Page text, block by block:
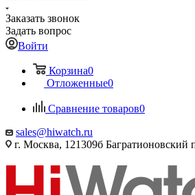
Заказать звонок
Задать вопрос
Войти
Корзина0
Отложенные0
Сравнение товаров0
sales@hiwatch.ru
г. Москва, 121309б Багратионовский